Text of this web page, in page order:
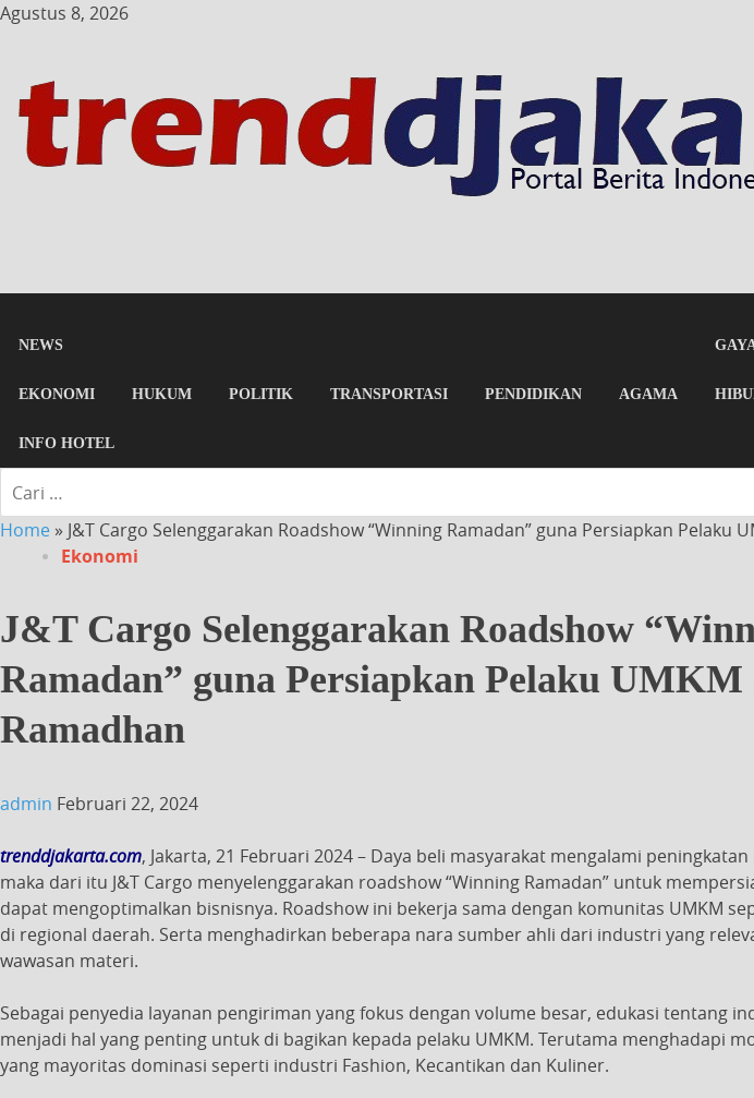
Agustus 8, 2026
NEWS
EKONOMI HUKUM POLITIK TRANSPORTASI PENDIDIKAN AGAMA
INFO HOTEL
Home » J&T Cargo Selenggarakan Roadshow “Winning Ramadan” guna Persiapkan Pelaku
Ekonomi
J&T Cargo Selenggarakan Roadshow
Ramadan” guna Persiapkan Pelaku UMKM
Ramadhan
admin Februari 22, 2024
trenddjakarta.com, Jakarta, 21 Februari 2024– Daya beli masyarakat mengalami
maka dari itu J&T Cargo menyelenggarakan roadshow “Winning Ramadan” untuk
dapat mengoptimalkan bisnisnya. Roadshow ini bekerja sama dengan komunitas UMKM
di regional daerah. Serta menghadirkan beberapa nara sumber ahli dari industri yang
wawasan materi.
Sebagai penyedia layanan pengiriman yang fokus dengan volume besar, edukasi tentang
menjadi hal yang penting untuk di bagikan kepada pelaku UMKM. Terutama menghadapi
yang mayoritas dominasi seperti industri Fashion, Kecantikan dan Kuliner.